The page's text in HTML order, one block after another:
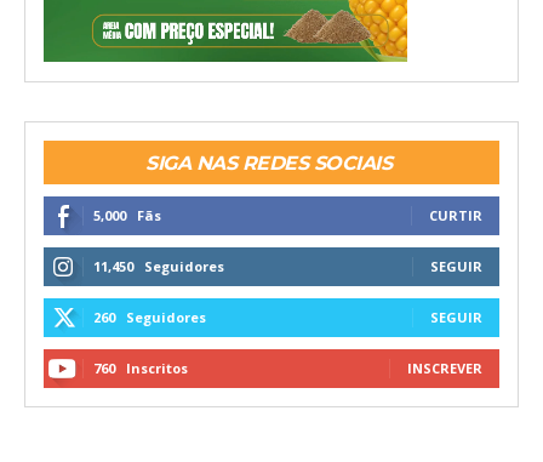
SIGA NAS REDES SOCIAIS
5,000 Fãs CURTIR
11,450 Seguidores SEGUIR
260 Seguidores SEGUIR
760 Inscritos INSCREVER